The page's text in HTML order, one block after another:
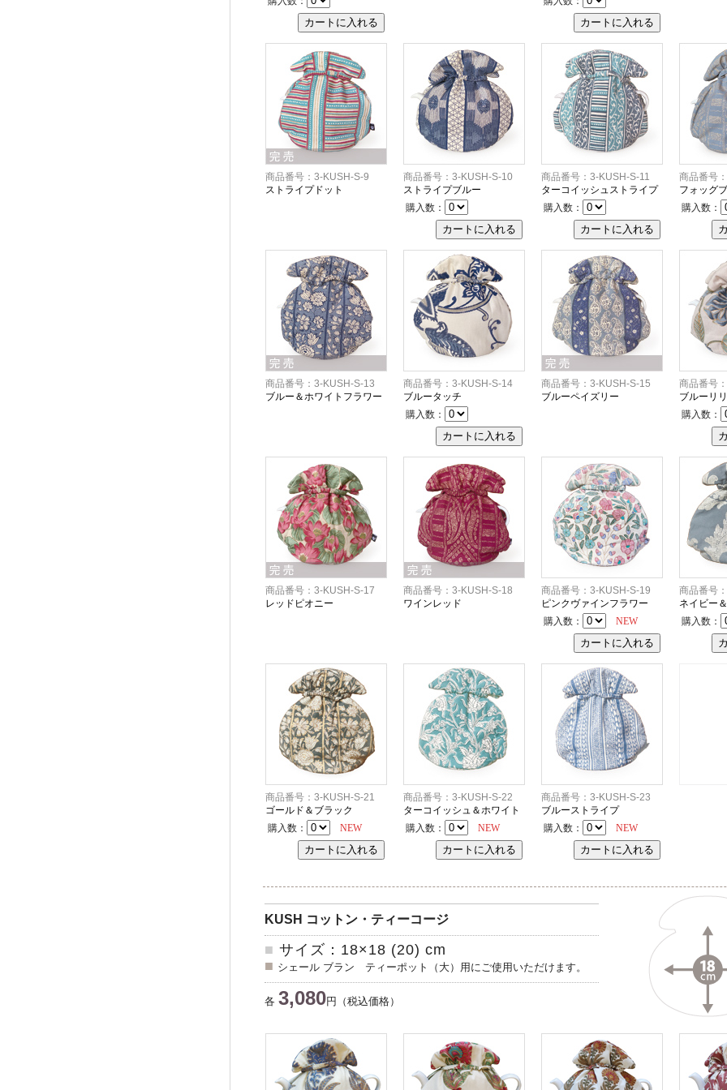
商品番号：3-KUSH-S-9
ストライプドット
商品番号：3-KUSH-S-10
ストライプブルー
購入数：
商品番号：3-KUSH-S-11
ターコイッシュストライプ
購入数：
商品番号
フォッグ
購入数：
商品番号：3-KUSH-S-13
ブルー＆ホワイトフラワー
商品番号：3-KUSH-S-14
ブルータッチ
購入数：
商品番号：3-KUSH-S-15
ブルーペイズリー
商品番号
ブルーリ
購入数：
商品番号：3-KUSH-S-17
レッドピオニー
商品番号：3-KUSH-S-18
ワインレッド
商品番号：3-KUSH-S-19
ピンクヴァインフラワー
購入数：
NEW
商品番号
ネイビー
購入数：
商品番号：3-KUSH-S-21
ゴールド＆ブラック
購入数：
NEW
商品番号：3-KUSH-S-22
ターコイッシュ＆ホワイト
購入数：
NEW
商品番号：3-KUSH-S-23
ブルーストライプ
購入数：
NEW
KUSH コットン・ティーコージ
■ サイズ：18×18 (20) cm
■ シェール ブラン ティーポット（大）用にご使用いただけます。
各 3,080円（税込価格）